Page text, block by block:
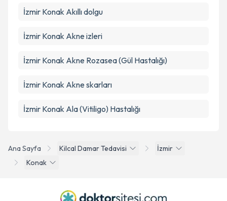
Ana Sayfa Kilcal Damar Tedavisi
İzmir
Konak
İzmir Konak Akıllı dolgu
İzmir Konak Akne izleri
İzmir Konak Akne Rozasea (Gül Hastalığı)
İzmir Konak Akne skarları
İzmir Konak Ala (Vitiligo) Hastalığı